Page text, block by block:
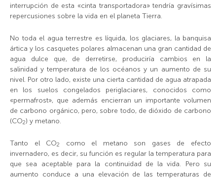
interrupción de esta «cinta transportadora» tendría gravísimas
repercusiones sobre la vida en el planeta Tierra.
No toda el agua terrestre es líquida, los glaciares, la banquisa
ártica y los casquetes polares almacenan una gran cantidad de
agua dulce que, de derretirse, produciría cambios en la
salinidad y temperatura de los océanos y un aumento de su
nivel. Por otro lado, existe una cierta cantidad de agua atrapada
en los suelos congelados periglaciares, conocidos como
«permafrost», que además encierran un importante volumen
de carbono orgánico, pero, sobre todo, de dióxido de carbono
(CO2) y metano.
Tanto el CO2
como el metano son gases de efecto
invernadero, es decir, su función es regular la temperatura para
que sea aceptable para la continuidad de la vida. Pero su
aumento conduce a una elevación de las temperaturas de